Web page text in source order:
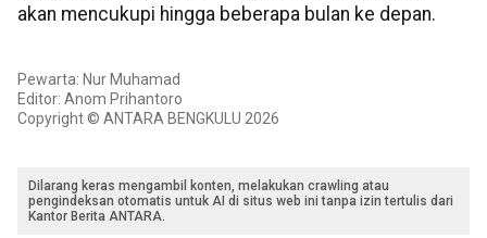
akan mencukupi hingga beberapa bulan ke depan.
Pewarta: Nur Muhamad
Editor: Anom Prihantoro
Copyright © ANTARA BENGKULU 2026
Dilarang keras mengambil konten, melakukan crawling atau
pengindeksan otomatis untuk AI di situs web ini tanpa izin tertulis dari
Kantor Berita ANTARA.